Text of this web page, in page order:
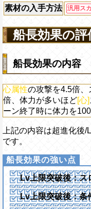
素材の入手方法
汎用ス
船長効果の評
船長効果の内容
心属性の攻撃を4.5倍
倍、体力が多いほど[心]
ーン終了時に体力を
上記の内容は超進化後
です。
Lv上限突破後：ス
Lv上限突破後：条